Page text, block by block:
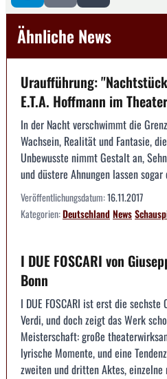
Ähnliche News
Uraufführung:
E.T.A. Hoffmann im
In der Nacht verschwimmt die
Wachsein, Realität und Fantasie,
Unbewusste nimmt Gestalt an,
und düstere Ahnungen lassen
Veröffentlichungsdatum:16.11.2017
Kategorien:DeutschlandNews
I DUE FOSCARI von
Bonn
I DUE FOSCARI ist erst die sechste
Verdi, und doch zeigt das Werk
Meisterschaft: große
lyrische Momente, und eine
zweiten und dritten Aktes, einzelne